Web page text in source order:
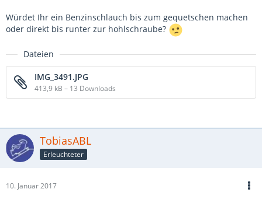
Würdet Ihr ein Benzinschlauch bis zum gequetschen machen
oder direkt bis runter zur hohlschraube?
Dateien
IMG_3491.JPG
413,9 kB – 13 Downloads
TobiasABL
Erleuchteter
10. Januar 2017